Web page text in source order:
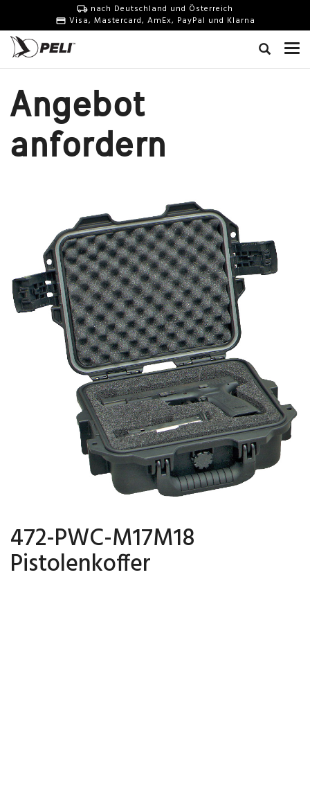
nach Deutschland und Österreich
Visa, Mastercard, AmEx, PayPal und Klarna
Angebot
anfordern
472-PWC-M17M18
Pistolenkoffer